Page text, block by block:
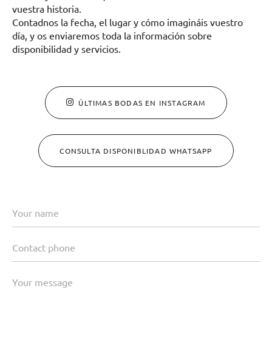
vuestra historia.
Contadnos la fecha, el lugar y cómo imagináis vuestro
día, y os enviaremos toda la información sobre
disponibilidad y servicios.
ÚLTIMAS BODAS EN INSTAGRAM
CONSULTA DISPONIBLIDAD WHATSAPP